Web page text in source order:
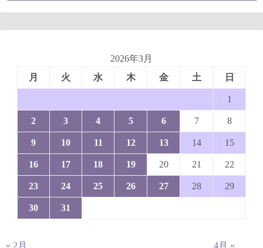
2026年3月
月
火 水 木 金 土 日
1
2 3 4 5 6 7 8
9 10 11 12 13 14 15
16 17 18 19 20 21 22
23 24 25 26 27 28 29
30 31
« 2月 4月 »